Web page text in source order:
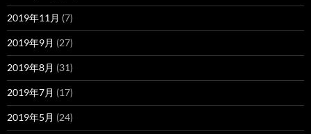
2019年11月 (7)
2019年9月 (27)
2019年8月 (31)
2019年7月 (17)
2019年5月 (24)